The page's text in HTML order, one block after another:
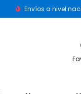
Envíos a nivel